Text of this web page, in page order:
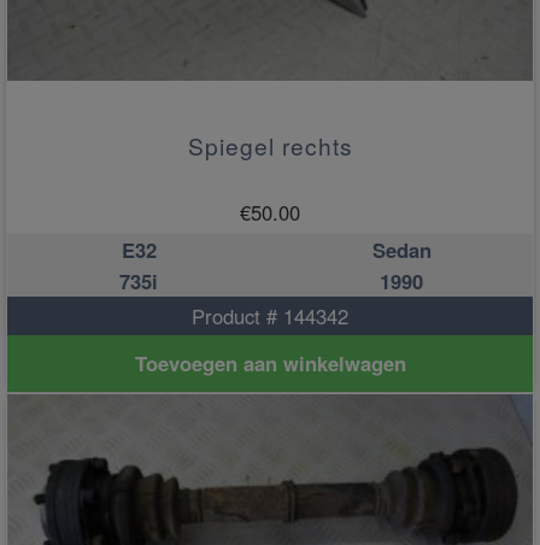
Spiegel rechts
€50.00
E32
Sedan
735i
1990
Product # 144342
Toevoegen aan winkelwagen